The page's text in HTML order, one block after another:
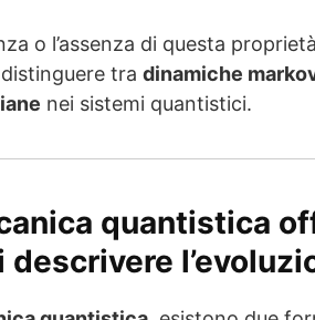
o l’assenza di questa
tra dinamiche
nei sistemi quantistici.
quantistica